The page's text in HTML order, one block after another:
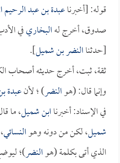
قوله: [أخبرناعبدة بن عبد الرحيم
صدوق، أخرج لهالبخاريفي
[حدثناالنضر بن شميل].
ثقة، ثبت، أخرج حديثه أصحاب
وإنما قال: (هوالنضر) ؛ لأنعبدة
في الإسناد: أخبرناابن شميل، ما
شميل، لكن من دونه وهوالنسائي
الذي أتى بكلمة (هوالنضر)؛